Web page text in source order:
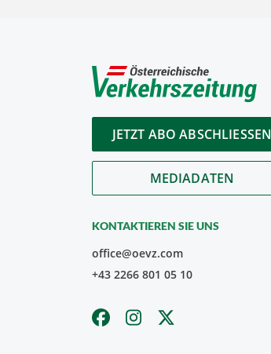
JETZT ABO ABSCHLIESSEN
MEDIADATEN
KONTAKTIEREN SIE UNS
office@oevz.com
+43 2266 801 05 10